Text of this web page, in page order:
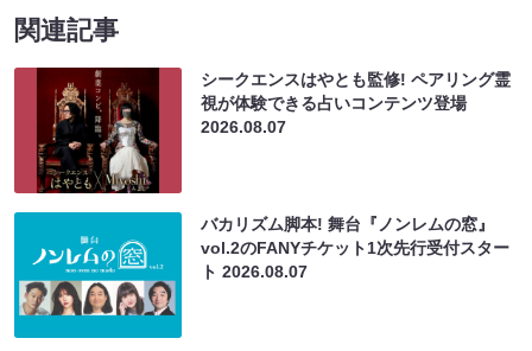
関連記事
シークエンスはやとも監修! ペアリング霊
視が体験できる占いコンテンツ登場
2026.08.07
バカリズム脚本! 舞台『ノンレムの窓』
vol.2のFANYチケット1次先行受付スター
ト2026.08.07